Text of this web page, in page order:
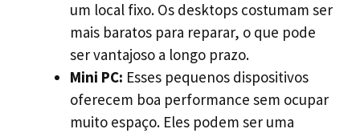
um local fixo. Os desktops costumam ser
mais baratos para reparar, o que pode
ser vantajoso a longo prazo.
Mini PC: Esses pequenos dispositivos
oferecem boa performance sem ocupar
muito espaço. Eles podem ser uma